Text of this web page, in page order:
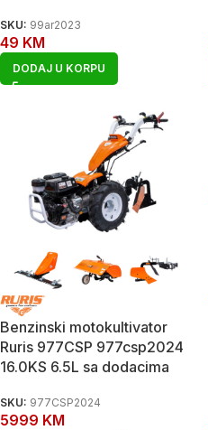
SKU: 99ar2023
49 KM
DODAJ U KORPU
Benzinski motokultivator
Ruris 977CSP 977csp2024
16.0KS 6.5L sa dodacima
SKU: 977CSP2024
5999 KM